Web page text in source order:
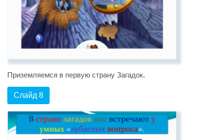
Приземляемся в первую страну Загадок.
Слайд 8